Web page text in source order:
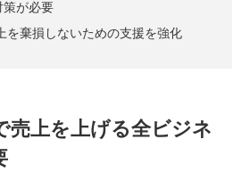
策が必要
を棄損しないための支援を強化
売上を上げる全ビジネ